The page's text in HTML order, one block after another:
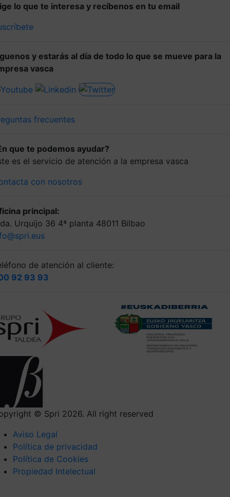
lo que te interesa y recíbenos en tu email
y estarás al día de todo lo que se mueve para la
vasca
frecuentes
que te podemos ayudar?
es el servicio de atención a la empresa vasca
con nosotros
principal:
Urquijo 36 4ª planta 48011 Bilbao
de atención al cliente:
92 93 93
© Spri 2026. All right reserved
Aviso Legal
Política de privacidad
Política de Cookies
Propiedad Intelectual